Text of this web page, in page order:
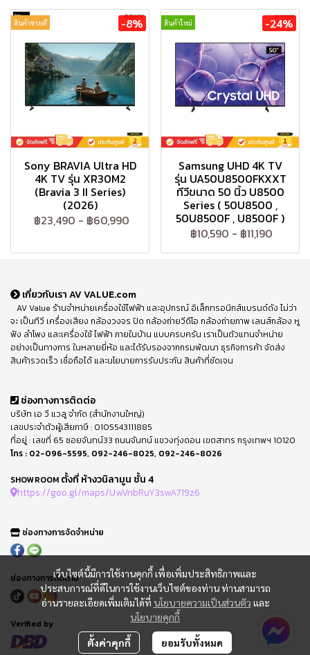
สินค้าขายดี -8%
Sony BRAVIA Ultra HD
4K TV รุ่น XR30M2
(Bravia 3 II Series)
(2026)
฿23,490 - ฿60,990
สินค้าใหม่ -24%
Samsung UHD 4K TV
รุ่น UA50U8500FKXXT
ทีวีขนาด 50 นิ้ว U8500
Series ( 50U8500 ,
50U8500F , U8500F )
฿10,590 - ฿11,190
เว็บไซต์นี้มีการใช้งานคุกกี้ เพื่อเพิ่มประสิทธิภาพและ
ประสบการณ์ที่ดีในการใช้งานเว็บไซต์ของท่าน ท่านสามารถ
อ่านรายละเอียดเพิ่มเติมได้ที่ นโยบายความเป็นส่วนตัว และ
นโยบายคุกกี้
ตั้งค่าคุกกี้ ยอมรับทั้งหมด
เกี่ยวกับเรา AV VALUE.com
AV Value ร้านจำหน่ายเครื่องใช้ไฟฟ้า และอุปกรณ์ อิเล็กทรอนิกส์แบรนด์ดัง ไม่ว่า
จะ เป็นทีวี เครื่องเสียง กล้องวงจร ปิด กล้องถ่ายวีดีโอ กล้องถ่ายภาพ เลนส์กล้อง หู
ฟัง ลำโพง และเครื่องใช้ ไฟฟ้า ภายในบ้าน แบบครบครัน เราเป็นตัวแทนจำหน่าย
อย่างเป็นทางการ ในหลายยี่ห้อ และได้รับรองจากกรมพัฒนา ธุรกิจการค้า จัดส่ง
สินค้ารวดเร็ว เชื่อถือได้ และนโยบายการรับประกัน สินค้าที่ชัดเจน
ช่องทางการติดต่อ
บริษัท เอ วี แวลู จำกัด (สำนักงานใหญ่)
เลขประจำตัวผู้เสียภาษี : 0105543111885
ที่อยู่ : เลขที่ 65 ซอยจันทน์33 ถนนจันทน์ แขวงทุ่งดอน เขตสาทร กรุงเทพฯ 10120
โทร : 02-096-5595, 092-246-8025, 092-246-8026
SHOWROOM ตั้งที่ ห้างวนิลามูน ชั้น 4
https://goo.gl/maps/UwVnbRuY3swA719z6
ช่องทางการจัดจำหน่าย
ช่องทางการติดตาม
Verified by